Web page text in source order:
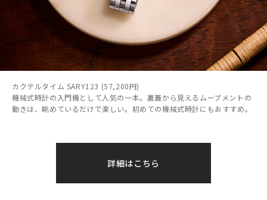
カクテルタイム SARY123 (57,200円)
機械式時計の入門機として人気の一本。裏蓋から見えるムーブメントの
動きは、眺めているだけで楽しい。初めての機械式時計にもおすすめ。
詳細はこちら